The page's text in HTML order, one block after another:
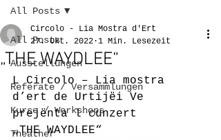
All Posts
Ausstellungen
Referate / Versammlungen
Kurse / Workshops
Theather
All Posts
„THE WAYDLEE“
Circolo - Lia Mostra d'Ert
27. Okt. 2022 1 Min. Lesezeit
L Circolo – Lia mostra
d’ert de Urtijëi Ve
prejënta l cunzert
„THE WAYDLEE“